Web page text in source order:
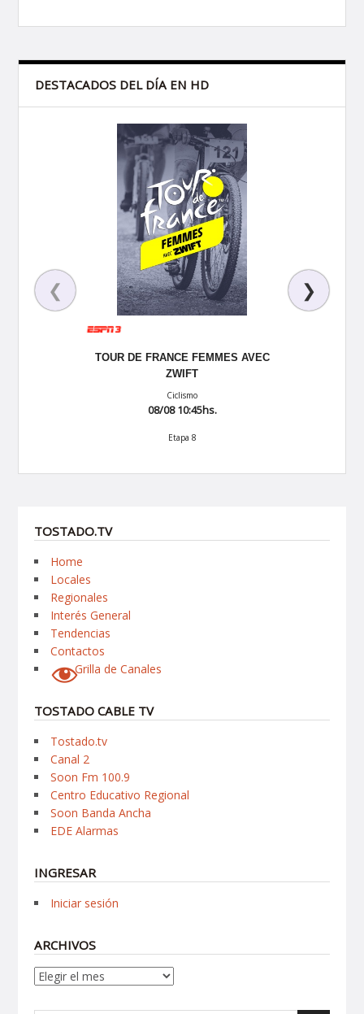
DESTACADOS DEL DÍA EN HD
❮
TOUR DE FRANCE FEMMES AVEC
ZWIFT
Ciclismo
08/08 10:45hs.
Etapa 8
❯
TOSTADO.TV
Home
Locales
Regionales
Interés General
Tendencias
Contactos
Grilla de Canales
TOSTADO CABLE TV
Tostado.tv
Canal 2
Soon Fm 100.9
Centro Educativo Regional
Soon Banda Ancha
EDE Alarmas
INGRESAR
Iniciar sesión
ARCHIVOS
Archivos